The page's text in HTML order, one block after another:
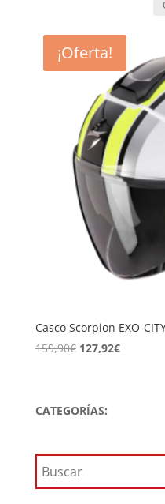
¡Oferta!
Casco Scorpion EXO-
159,90€ El
era:
127,92€El
CATEGORÍAS: